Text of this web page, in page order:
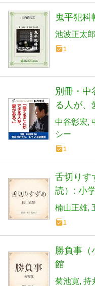
鬼平犯
池波正太郎
1
別冊・中
る人が
ら、して
中谷彰宏
シー
1
舌切りす
読）: 小
楠山正雄
1
勝負事（
館
菊池寛 持